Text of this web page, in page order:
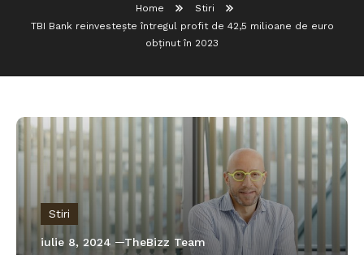
Home
Stiri
TBI Bank reinvestește întregul profit de 42,5 milioane de euro
obținut în 2023
Stiri
iulie 8, 2024 TheBizz Team